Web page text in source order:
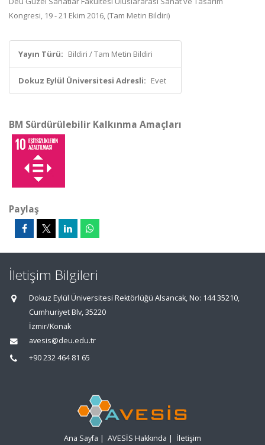
Kongresi, 19 - 21 Ekim 2016, (Tam Metin Bildiri)
Yayın Türü: Bildiri / Tam Metin Bildiri
Dokuz Eylül Üniversitesi Adresli: Evet
BM Sürdürülebilir Kalkınma Amaçları
Paylaş
İletişim Bilgileri
Dokuz Eylül Üniversitesi Rektörlüğü Alsancak, No: 144 35210,
Cumhuriyet Blv, 35220
İzmir/Konak
avesis@deu.edu.tr
+90 232 464 81 65
Ana Sayfa | AVESİS Hakkında | İletişim